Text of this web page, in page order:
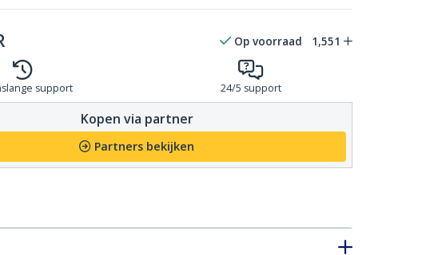
Op voorraad 1,551
support 24/5 support
Kopen via partner
Partners bekijken